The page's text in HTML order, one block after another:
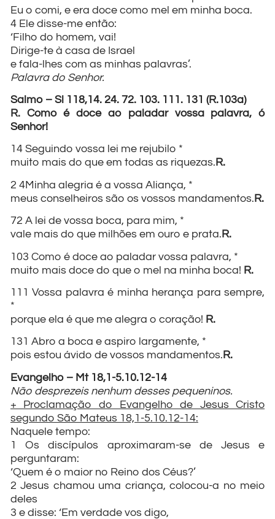
Eu o comi, e era doce como mel em minha boca.
4 Ele disse-me então:
‘Filho do homem, vai!
Dirige-te à casa de Israel
e fala-lhes com as minhas palavras’.
Palavra do Senhor.
Salmo – Sl 118,14. 24. 72. 103. 111. 131 (R.103a)
R. Como é doce ao paladar vossa palavra, ó
Senhor!
14 Seguindo vossa lei me rejubilo *
muito mais do que em todas as riquezas. R.
2 4Minha alegria é a vossa Aliança, *
meus conselheiros são os vossos mandamentos.R.
72 A lei de vossa boca, para mim, *
vale mais do que milhões em ouro e prata.R.
103 Como é doce ao paladar vossa palavra, *
muito mais doce do que o mel na minha boca! R.
111 Vossa palavra é minha herança para sempre,
*
porque ela é que me alegra o coração! R.
131 Abro a boca e aspiro largamente, *
pois estou ávido de vossos mandamentos. R.
Evangelho – Mt 18,1-5.10.12-14
Não desprezeis nenhum desses pequeninos.
+ Proclamação do Evangelho de Jesus Cristo
segundo São Mateus 18,1-5.10.12-14:
Naquele tempo:
1 Os discípulos aproximaram-se de Jesus e
perguntaram:
‘Quem é o maior no Reino dos Céus?’
2 Jesus chamou uma criança, colocou-a no meio
deles
3 e disse: ‘Em verdade vos digo,